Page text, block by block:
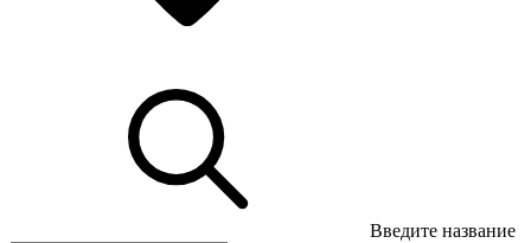
Введите название